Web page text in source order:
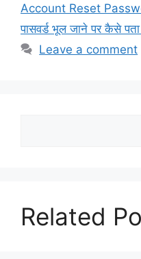
Account Reset
पासवर्ड भूल जाने पर कैसे
Leave a comment
Related